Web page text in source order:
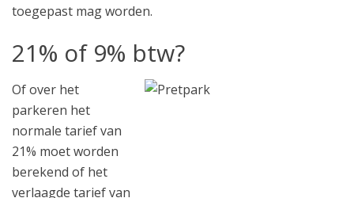
toegepast mag worden.
21% of 9% btw?
Of over het
parkeren het
normale tarief van
21% moet worden
berekend of het
verlaagde tarief van